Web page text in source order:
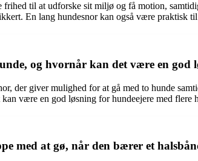
frihed til at udforske sit miljø og få motion,
En lang hundesnor kan også være praktisk
og hvornår kan det være en god
der giver mulighed for at gå med to hunde
være en god løsning for hundeejere med flere
med at gø, når den bærer et